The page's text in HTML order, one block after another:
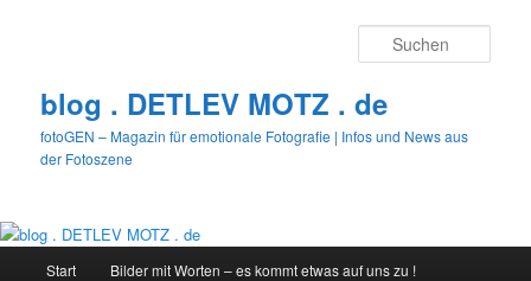
blog . DETLEV MOTZ . de
fotoGEN – Magazin für emotionale Fotografie | Infos und News aus
der Fotoszene
Start Bilder mit Worten – es kommt etwas auf uns zu !